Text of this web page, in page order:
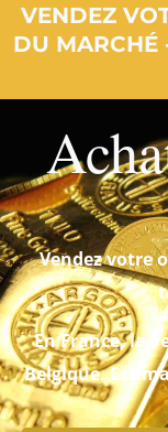
VENDEZ
DU MARCHÉ
Vendez votre
En France, la
Belgique.